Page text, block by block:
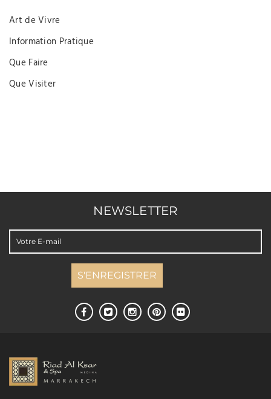
Art de Vivre
Information Pratique
Que Faire
Que Visiter
NEWSLETTER